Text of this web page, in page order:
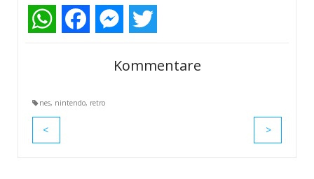
WhatsAppFacebookMessenger
Kommentare
nes, nintendo, retro
< >